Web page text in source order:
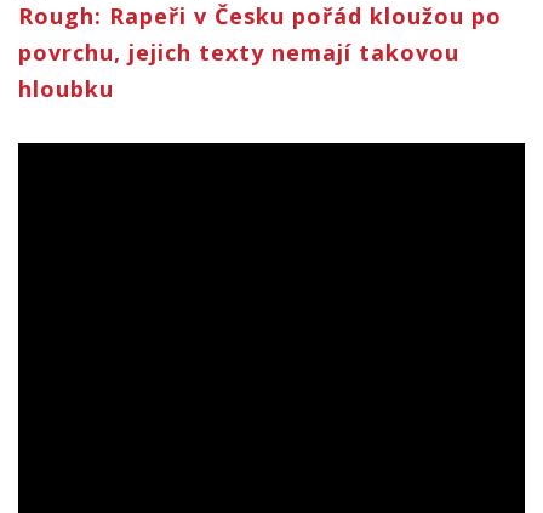
Rough: Rapeři v Česku pořád kloužou po
povrchu, jejich texty nemají takovou
hloubku